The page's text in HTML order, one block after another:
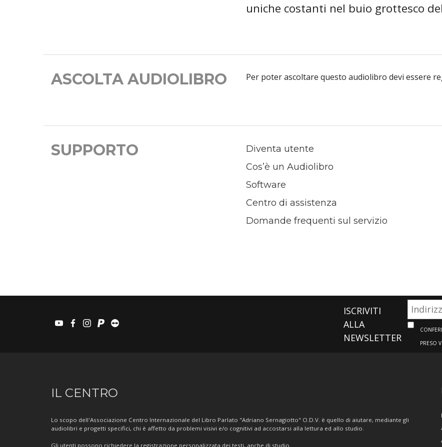
uniche costanti nel buio grottesco
ASCOLTA AUDIOLIBRO Per poter ascoltare questo audiolibro devi essere
SUPPORTO
Diventa utente
Cos’è un Audiolibro
Software
Centro di assistenza
Domande frequenti sul servizio
youtubefacebook
instagram
paypalteamviewer
ISCRIVITI
ALLA
NEWSLETTER
PRESO
Informazioni
IL CENTRO
Lo scopo dell'Associazione Centro Internazionale del Libro Parlato "Adriano Sernagiotto" O.D.V. è quello di aiutare, mediante gli
audiolibri e progetti specifici, chi è affetto da problemi visivi e/o cognitivi ad accostarsi alla lettura ed allo studio.
Gli utenti possono richiedere la registrazione personalizzata dei testi, anche di studio.